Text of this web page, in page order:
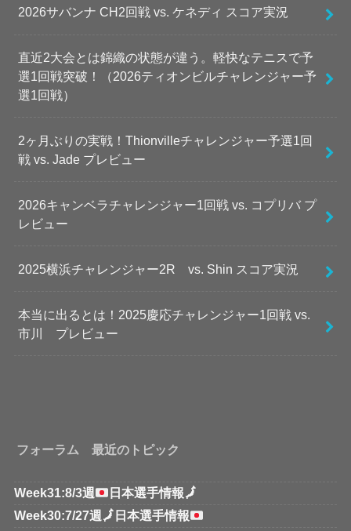
2026サバンナ CH2回戦 vs. ケネディ スコア実況
直近2大会とは錦織の状態が違う。軽快なテニスで予
選1回戦突破！（2026ティオンビルチャレンジャー予
選1回戦）
2ヶ月ぶりの実戦！Thionvilleチャレンジャー予選1回
戦 vs. Jade プレビュー
2026キャンベラチャレンジャー1回戦 vs. コプリバ プ
レビュー
2025横浜チャレンジャー2R vs. Shin スコア実況
本当に出るとは！2025慶応チャレンジャー1回戦 vs.
市川 プレビュー
フォーラム 最近のトピック
Week31:8/3週 日本選手情報🗾
Week30:7/27週 🗾 日本選手情報